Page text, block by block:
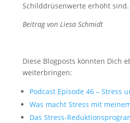
Schilddrüsenwerte erhöht sind.
Beitrag von Liesa Schmidt
Diese Blogposts könnten Dich
weiterbringen:
Podcast Episode 46 – Stress
Was macht Stress mit
Das Stress-